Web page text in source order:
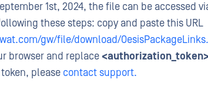
1st, 2024, the file can be accessed
these steps: copy and paste this URL
gw/file/download/
browser and replace
please contact support.